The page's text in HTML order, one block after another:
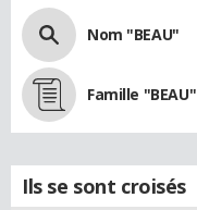
Nom "BEAU"
Famille "BEAU"
Ils se sont croisés